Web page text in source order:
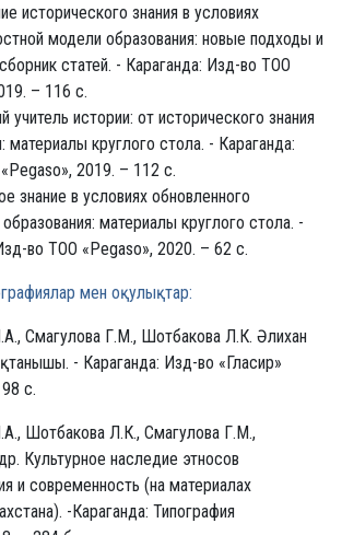
исторического знания в условиях
модели образования: новые подходы и
статей. - Караганда: Изд-во ТОО
– 116 с.
учитель истории: от исторического знания
материалы круглого стола. - Караганда:
2019. – 112 с.
знание в условиях обновленного
материалы круглого стола. -
во ТОО «Pegaso», 2020. – 62 с.
мен оқулықтар:
Смагулова Г.М., Шотбакова Л.К. Әлихан
- Караганда: Изд-во «Гласир»
с.
Шотбакова Л.К., Смагулова Г.М.,
Культурное наследие этносов
и современность (на материалах
-Караганда: Типография